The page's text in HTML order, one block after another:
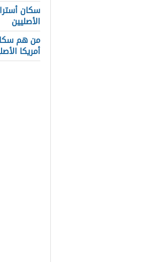
سكان
الأصليين
من هم
أمريكا